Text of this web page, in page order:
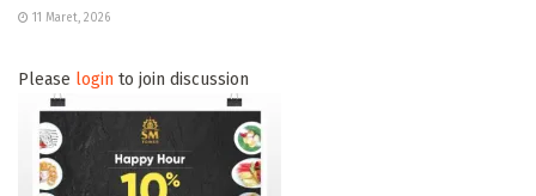
11 Maret, 2026
Please login to join discussion